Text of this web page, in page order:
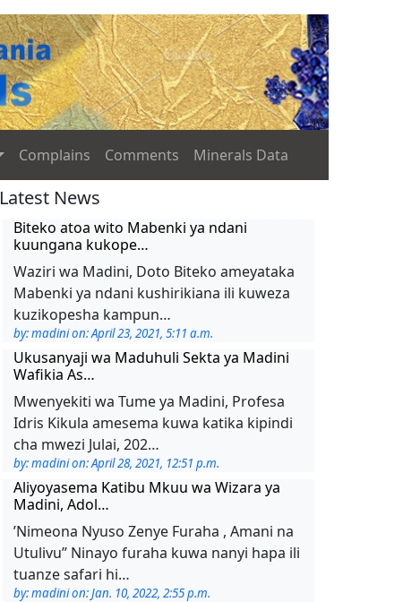
Complains Comments Minerals Data
Latest News
Biteko atoa wito Mabenki ya ndani
kuungana kukope…
Waziri wa Madini, Doto Biteko ameyataka
Mabenki ya ndani kushirikiana ili kuweza
kuzikopesha kampun…
by: madini on: April 23, 2021, 5:11 a.m.
Ukusanyaji wa Maduhuli Sekta ya Madini
Wafikia As…
Mwenyekiti wa Tume ya Madini, Profesa
Idris Kikula amesema kuwa katika kipindi
cha mwezi Julai, 202…
by: madini on: April 28, 2021, 12:51 p.m.
Aliyoyasema Katibu Mkuu wa Wizara ya
Madini, Adol…
’Nimeona Nyuso Zenye Furaha , Amani na
Utulivu’’ Ninayo furaha kuwa nanyi hapa ili
tuanze safari hi…
by: madini on: Jan. 10, 2022, 2:55 p.m.